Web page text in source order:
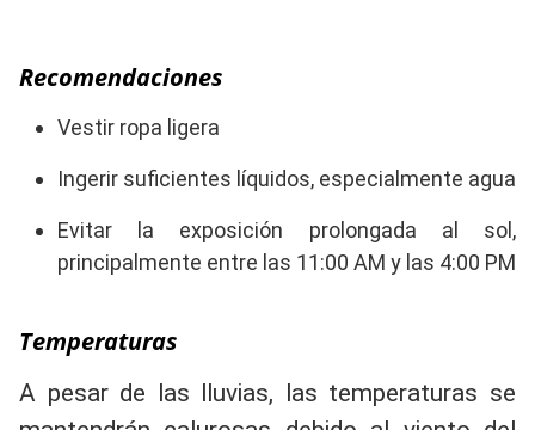
Recomendaciones
Vestir ropa ligera
Ingerir suficientes líquidos, especialmente agua
Evitar la exposición prolongada al sol,
principalmente entre las 11:00 AM y las 4:00 PM
Temperaturas
A pesar de las lluvias, las temperaturas se